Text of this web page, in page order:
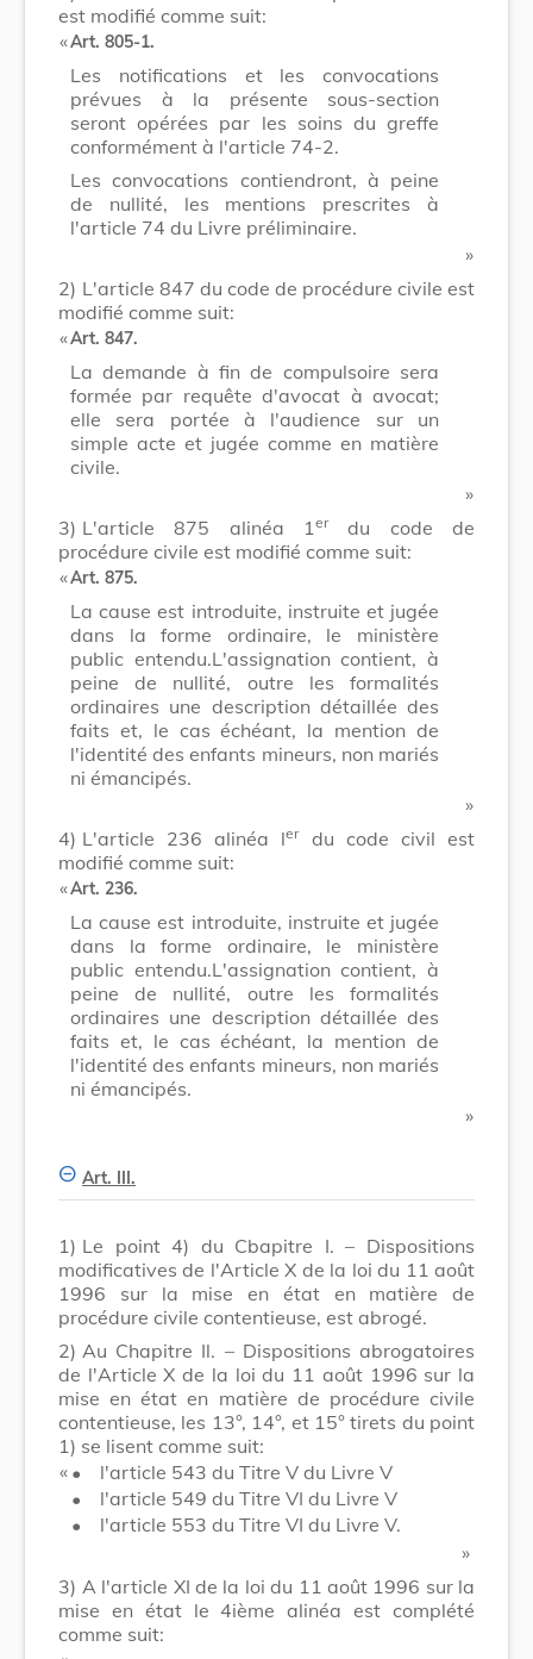
est modifié comme suit:
​ «Art. 805-1.
Les notifications et les convocations
prévues à la présente sous-section
seront opérées par les soins du greffe
conformément à l'article 74-2.
Les convocations contiendront, à peine
de nullité, les mentions prescrites à
l'article 74 du Livre préliminaire.
​ »
2) L'article 847 du code de procédure civile est
modifié comme suit:
​ «Art. 847.
La demande à fin de compulsoire sera
formée par requête d'avocat à avocat;
elle sera portée à l'audience sur un
simple acte et jugée comme en matière
civile.
​ »
3) L'article 875 alinéa 1 erdu code de
procédure civile est modifié comme suit:
​ «Art. 875.
La cause est introduite, instruite et jugée
dans la forme ordinaire, le ministère
public entendu.L'assignation contient, à
peine de nullité, outre les formalités
ordinaires une description détaillée des
faits et, le cas échéant, la mention de
l'identité des enfants mineurs, non mariés
ni émancipés.
​ »
4) L'article 236 alinéa lerdu code civil est
modifié comme suit:
​ «Art. 236.
La cause est introduite, instruite et jugée
dans la forme ordinaire, le ministère
public entendu.L'assignation contient, à
peine de nullité, outre les formalités
ordinaires une description détaillée des
faits et, le cas échéant, la mention de
l'identité des enfants mineurs, non mariés
ni émancipés.
​ »
Art. III.
1) Le point 4) du Cbapitre I. – Dispositions
modificatives de l'Article X de la loi du 11 août
1996 sur la mise en état en matière de
procédure civile contentieuse, est abrogé.
2) Au Chapitre Il. – Dispositions abrogatoires
de l'Article X de la loi du 11 août 1996 sur la
mise en état en matière de procédure civile
contentieuse, les 13°, 14°, et 15° tirets du point
1) se lisent comme suit:
​ « •
l'article 543 du Titre V du Livre V
•
l'article 549 du Titre VI du Livre V
•
l'article 553 du Titre VI du Livre V.
​ »
3) A l'article XI de la loi du 11 août 1996 sur la
mise en état le 4ième alinéa est complété
comme suit: